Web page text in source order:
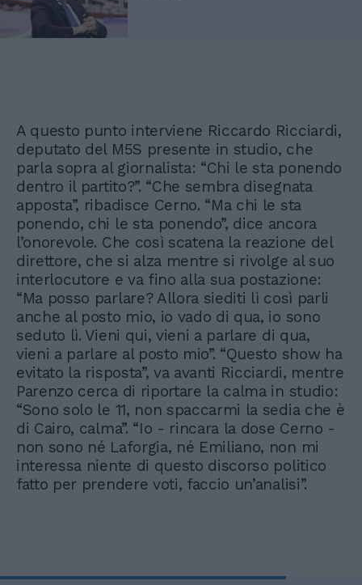
A questo punto interviene Riccardo Ricciardi,
deputato del M5S presente in studio, che
parla sopra al giornalista: “Chi le sta ponendo
dentro il partito?”. “Che sembra disegnata
apposta”, ribadisce Cerno. “Ma chi le sta
ponendo, chi le sta ponendo”, dice ancora
l’onorevole. Che così scatena la reazione del
direttore, che si alza mentre si rivolge al suo
interlocutore e va fino alla sua postazione:
“Ma posso parlare? Allora siediti lì così parli
anche al posto mio, io vado di qua, io sono
seduto lì. Vieni qui, vieni a parlare di qua,
vieni a parlare al posto mio”. “Questo show ha
evitato la risposta”, va avanti Ricciardi, mentre
Parenzo cerca di riportare la calma in studio:
“Sono solo le 11, non spaccarmi la sedia che è
di Cairo, calma”. “Io - rincara la dose Cerno -
non sono né Laforgia, né Emiliano, non mi
interessa niente di questo discorso politico
fatto per prendere voti, faccio un’analisi”.